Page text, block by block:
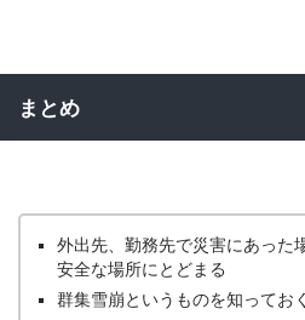
まとめ
外出先、勤務先で災害にあった
安全な場所にとどまる
群集雪崩というものを知っておく